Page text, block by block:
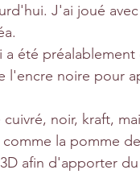
J'ai joué
été préalablement
l'encre noire pour
noir, kraft,
la pomme
afin d'apporter